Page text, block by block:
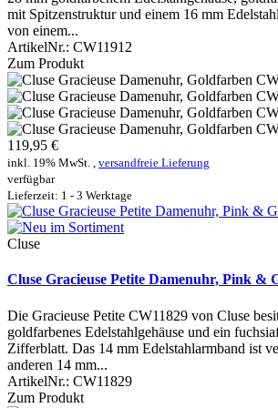
mit Spitzenstruktur und einem 16 mm
von einem...
ArtikelNr.: CW11912
Zum Produkt
119,95 €
inkl. 19% MwSt. , versandfreie Lieferung
verfügbar
Lieferzeit: 1 - 3 Werktage
Cluse
Cluse Gracieuse Petite Damenuhr, Pink &
Die Gracieuse Petite CW11829 von Cluse
goldfarbenes Edelstahlgehäuse und ein
Zifferblatt. Das 14 mm Edelstahlarmband ist
anderen 14 mm...
ArtikelNr.: CW11829
Zum Produkt